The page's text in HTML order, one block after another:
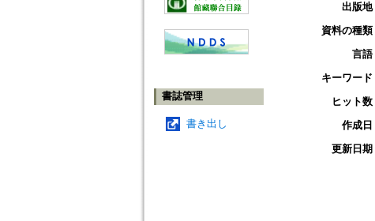
書誌管理
書き出し
出版地
資料の種類
言語
キーワード
ヒット数
作成日
更新日期